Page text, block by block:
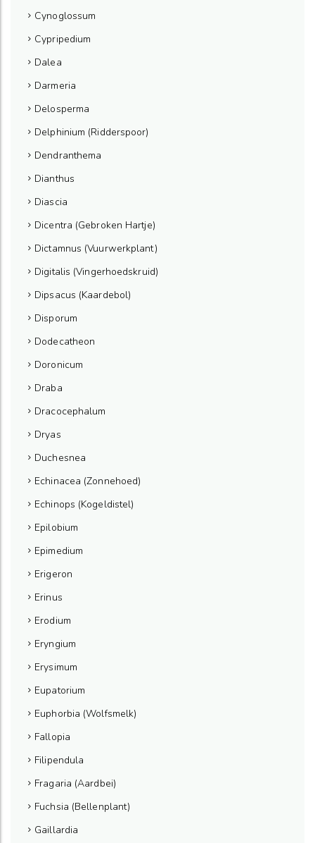
Cynoglossum
Cypripedium
Dalea
Darmeria
Delosperma
Delphinium (Ridderspoor)
Dendranthema
Dianthus
Diascia
Dicentra (Gebroken Hartje)
Dictamnus (Vuurwerkplant)
Digitalis (Vingerhoedskruid)
Dipsacus (Kaardebol)
Disporum
Dodecatheon
Doronicum
Draba
Dracocephalum
Dryas
Duchesnea
Echinacea (Zonnehoed)
Echinops (Kogeldistel)
Epilobium
Epimedium
Erigeron
Erinus
Erodium
Eryngium
Erysimum
Eupatorium
Euphorbia (Wolfsmelk)
Fallopia
Filipendula
Fragaria (Aardbei)
Fuchsia (Bellenplant)
Gaillardia